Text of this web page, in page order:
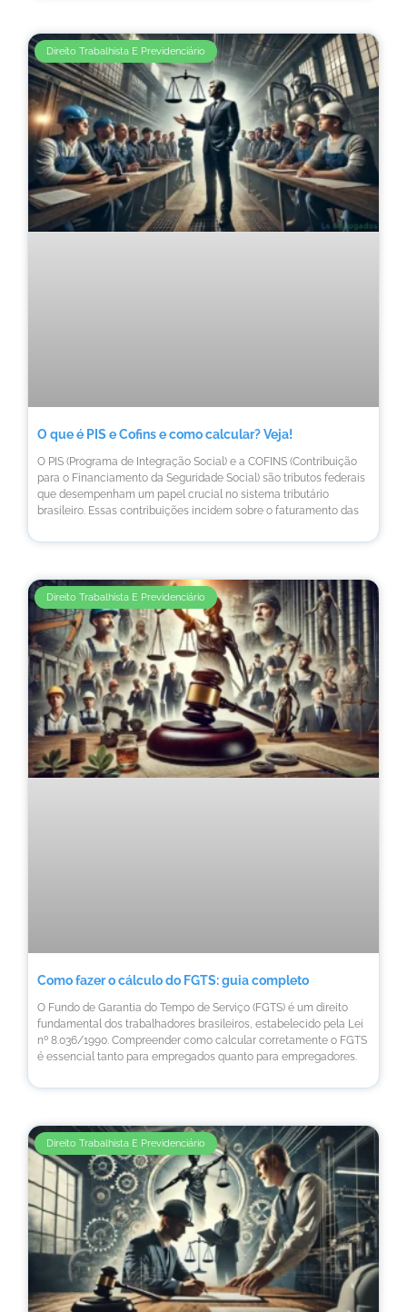
Direito Trabalhista E Previdenciário
O que é PIS e Cofins e como calcular? Veja!
O PIS (Programa de Integração Social) e a COFINS (Contribuição
para o Financiamento da Seguridade Social) são tributos federais
que desempenham um papel crucial no sistema tributário
brasileiro. Essas contribuições incidem sobre o faturamento das
Direito Trabalhista E Previdenciário
Como fazer o cálculo do FGTS: guia completo
O Fundo de Garantia do Tempo de Serviço (FGTS) é um direito
fundamental dos trabalhadores brasileiros, estabelecido pela Lei
nº 8.036/1990. Compreender como calcular corretamente o FGTS
é essencial tanto para empregados quanto para empregadores.
Direito Trabalhista E Previdenciário